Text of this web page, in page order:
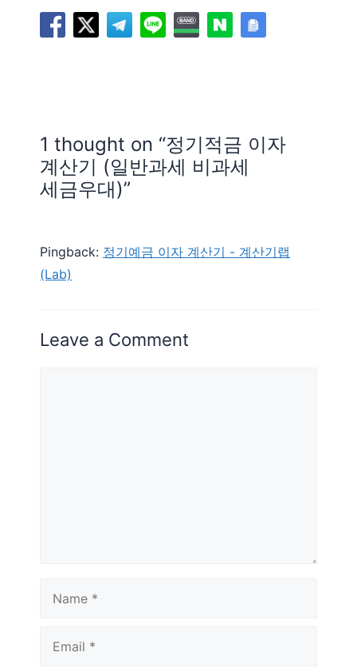
1 thought on “정기적금 이자
계산기 (일반과세 비과세
세금우대)”
Pingback: 정기예금 이자 계산기 - 계산기랩
(Lab)
Leave a Comment